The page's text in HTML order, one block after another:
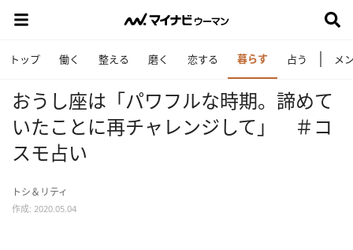
トップ 働く 整える 磨く 恋する 暮らす 占う メ
おうし座は「パワフルな時期。諦めて
いたことに再チャレンジして」 ＃コ
スモ占い
トシ＆リティ
作成: 2020.05.04